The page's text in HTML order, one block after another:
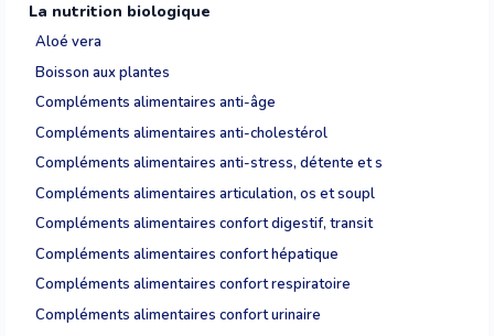
La nutrition biologique
Aloé vera
Boisson aux plantes
Compléments alimentaires anti-âge
Compléments alimentaires anti-cholestérol
Compléments alimentaires anti-stress, détente et s
Compléments alimentaires articulation, os et soupl
Compléments alimentaires confort digestif, transit
Compléments alimentaires confort hépatique
Compléments alimentaires confort respiratoire
Compléments alimentaires confort urinaire